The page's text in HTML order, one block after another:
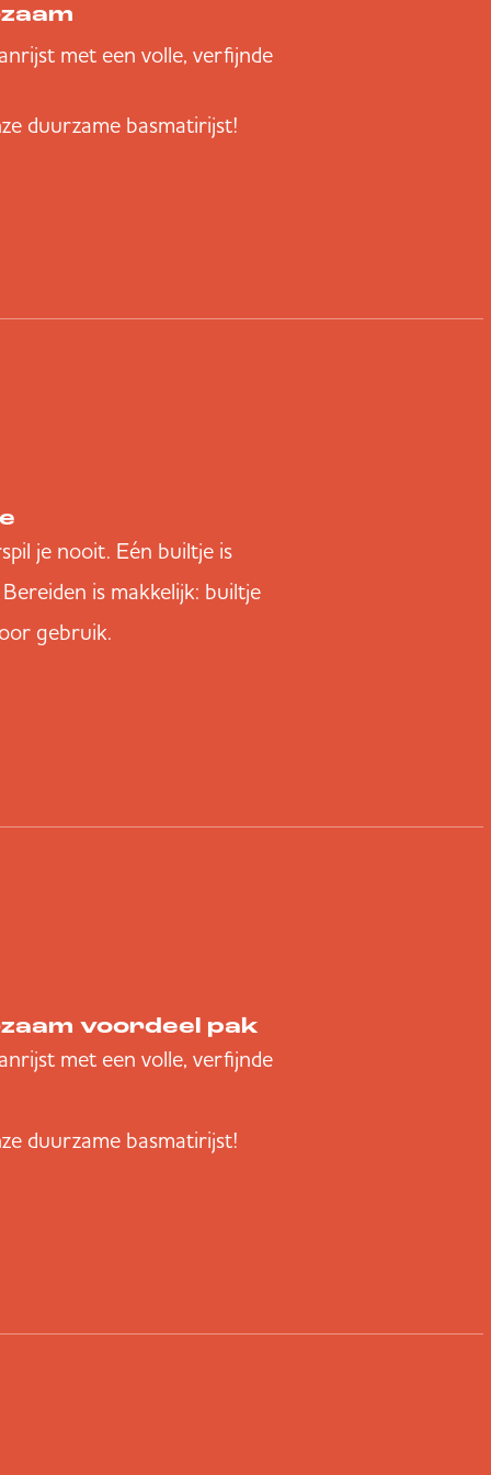
met een volle, verfijnde
duurzame basmatirijst!
je nooit. Eén builtje is
is makkelijk: builtje
gebruik.
voordeel pak
met een volle, verfijnde
duurzame basmatirijst!